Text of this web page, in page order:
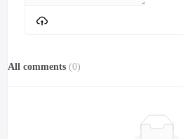
All comments (0)